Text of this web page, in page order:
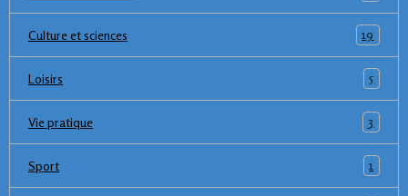
Culture et sciences 19
Loisirs 5
Vie pratique 3
Sport 1